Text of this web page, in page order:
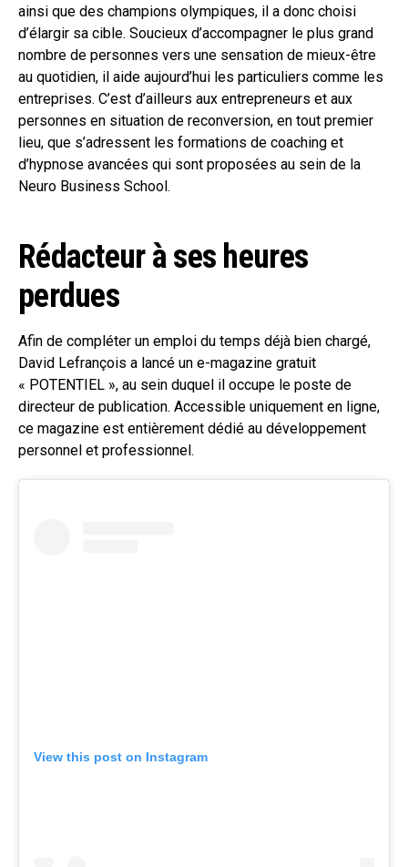
ainsi que des champions olympiques, il a donc choisi
d’élargir sa cible. Soucieux d’accompagner le plus grand
nombre de personnes vers une sensation de mieux-être
au quotidien, il aide aujourd’hui les particuliers comme les
entreprises. C’est d’ailleurs aux entrepreneurs et aux
personnes en situation de reconversion, en tout premier
lieu, que s’adressent les formations de coaching et
d’hypnose avancées qui sont proposées au sein de la
Neuro Business School.
Rédacteur à ses heures
perdues
Afin de compléter un emploi du temps déjà bien chargé,
David Lefrançois a lancé un e-magazine gratuit
« POTENTIEL », au sein duquel il occupe le poste de
directeur de publication. Accessible uniquement en ligne,
ce magazine est entièrement dédié au développement
personnel et professionnel.
View this post on Instagram